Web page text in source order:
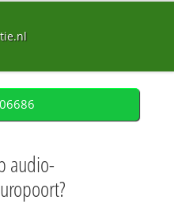
audio-